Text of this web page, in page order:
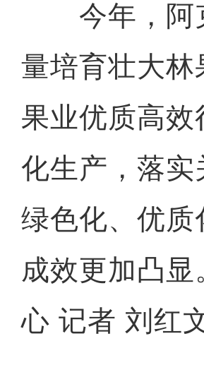
今年，阿
量培育壮大
果业优质高
化生产，落
绿色化、优
成效更加凸
心 记者 刘红